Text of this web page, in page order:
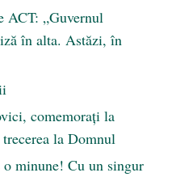
ACT: „Guvernul
în alta. Astăzi, în
comemorați la
la Domnul
minune! Cu un singur